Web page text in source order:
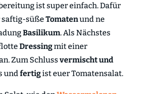
ist super einfach. Dafür
süße Tomatenund ne
Basilikum. Als Nächstes
Dressingmit einer
Zum Schluss vermischt und
und fertigist euer Tomatensalat.